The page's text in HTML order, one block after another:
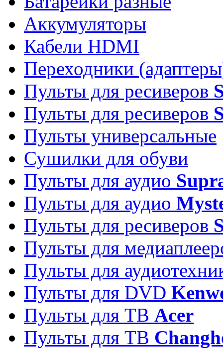
Аккумуляторы
Кабели HDMI
Переходники
Пульты для ресиверов
Пульты для ресиверов
Пульты универсальные
Сушилки для обуви
Пульты для аудио
Пульты для аудио
Пульты для ресиверов
Пульты для
Пульты для
Пульты для DVD
Пульты для ТВ Acer
Пульты для ТВ